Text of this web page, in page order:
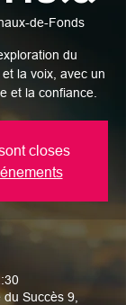
de-Fonds
du
la voix, avec un
et la confiance.
closes
Succès 9,